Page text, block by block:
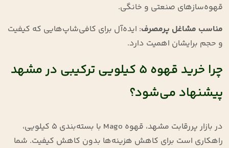
قهوه‌سازهای صنعتی و خانگی.
مناسب مشاغل پرمصرف: ایده‌آل برای کافی‌شاپ‌هایی که کیفیت
و حجم برایشان اهمیت دارد.
چرا خرید قهوه ۵ کیلویی ترکیبی در مشهد
پیشنهاد می‌شود؟
در بازار پررقابت مشهد، قهوه Mago با بسته‌بندی ۵ کیلویی،
راهکاری است برای کاهش هزینه‌ها بدون کاهش کیفیت. شما